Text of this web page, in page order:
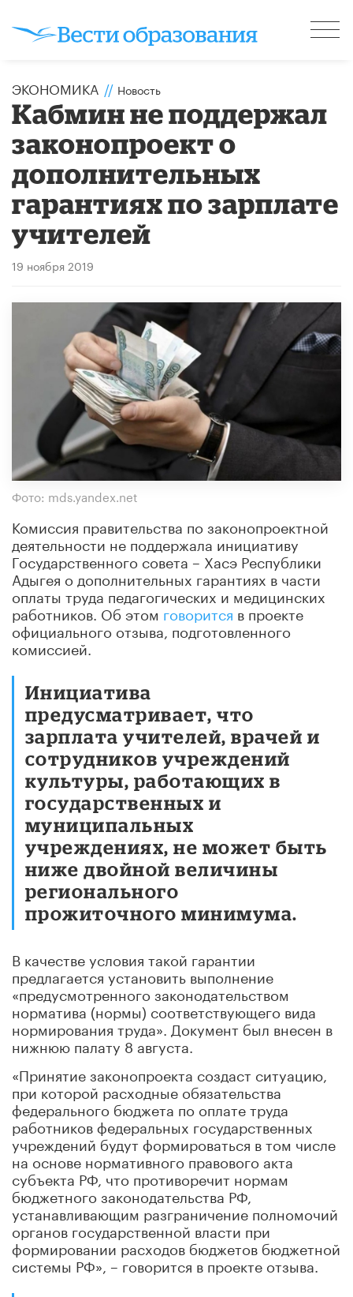
ЭКОНОМИКА // Новость
Кабмин не поддержал
законопроект о
дополнительных
гарантиях по зарплате
учителей
19 ноября 2019
Фото: mds.yandex.net
Комиссия правительства по законопроектной
деятельности не поддержала инициативу
Государственного совета – Хасэ Республики
Адыгея о дополнительных гарантиях в части
оплаты труда педагогических и медицинских
работников. Об этом говорится в проекте
официального отзыва, подготовленного
комиссией.
Инициатива
предусматривает, что
зарплата учителей, врачей и
сотрудников учреждений
культуры, работающих в
государственных и
муниципальных
учреждениях, не может быть
ниже двойной величины
регионального
прожиточного минимума.
В качестве условия такой гарантии
предлагается установить выполнение
«предусмотренного законодательством
норматива (нормы) соответствующего вида
нормирования труда». Документ был внесен в
нижнюю палату 8 августа.
«Принятие законопроекта создаст ситуацию,
при которой расходные обязательства
федерального бюджета по оплате труда
работников федеральных государственных
учреждений будут формироваться в том числе
на основе нормативного правового акта
субъекта РФ, что противоречит нормам
бюджетного законодательства РФ,
устанавливающим разграничение полномочий
органов государственной власти при
формировании расходов бюджетов бюджетной
системы РФ», – говорится в проекте отзыва.